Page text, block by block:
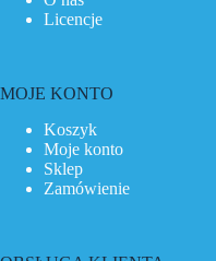
Licencje
MOJE KONTO
Koszyk
Moje konto
Sklep
Zamówienie